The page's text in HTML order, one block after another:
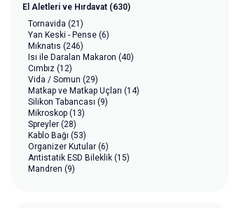
El Aletleri ve Hırdavat (630)
Tornavida (21)
Yan Keski - Pense (6)
Mıknatıs (246)
Isı ile Daralan Makaron (40)
Cımbız (12)
Vida / Somun (29)
Matkap ve Matkap Uçları (14)
Silikon Tabancası (9)
Mikroskop (13)
Spreyler (28)
Kablo Bağı (53)
Organizer Kutular (6)
Antistatik ESD Bileklik (15)
Mandren (9)